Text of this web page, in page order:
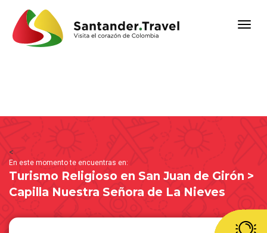
<
En este momento te encuentras en:
Turismo Religioso en San Juan de Girón >
Capilla Nuestra Señora de La Nieves